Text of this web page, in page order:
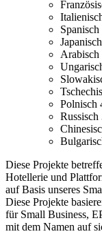
Spanisch
Japanisch
Arabisch
Polnisch
Russisch
Diese Projekte
Hotellerie und
auf Basis unseres
Diese Projekte
für Small Business,
mit dem Namen auf